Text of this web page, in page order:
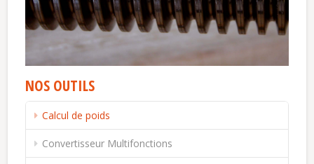
NOS OUTILS
Calcul de poids
Convertisseur Multifonctions